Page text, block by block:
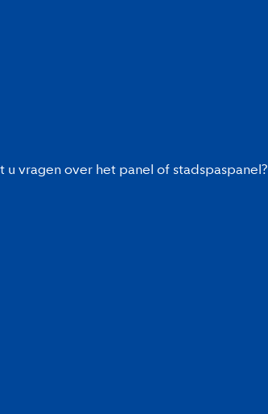
vragen over het panel of stadspaspanel?